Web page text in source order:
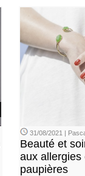
31/08/2021 |
Beauté et
aux allergies
paupières